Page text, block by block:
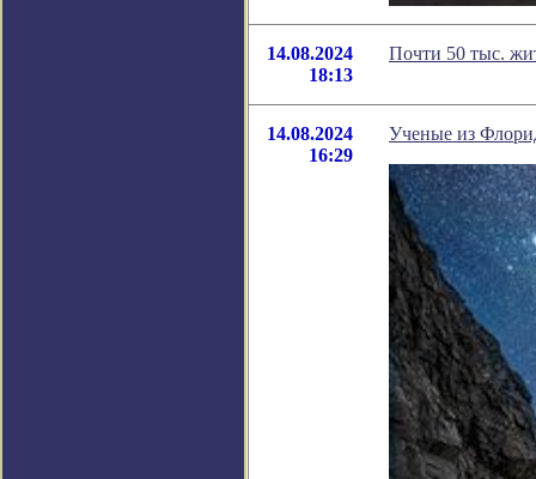
14.08.2024
18:13
Почти 50 тыс.
14.08.2024
16:29
Ученые из